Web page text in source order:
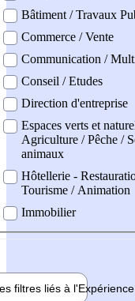
Bâtiment / Travaux
Commerce / Vente
Communication /
Conseil / Etudes
Direction d'entreprise
Espaces verts et
Agriculture / Pêche /
animaux
Hôtellerie -
Tourisme / Animation
Immobilier
filtres liés à l'Expérience